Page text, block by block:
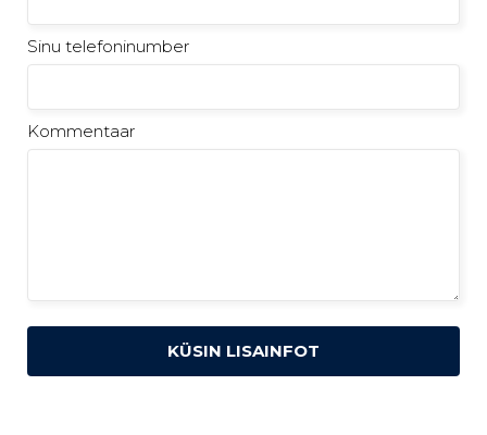
Sinu telefoninumber
Kommentaar
KÜSIN LISAINFOT